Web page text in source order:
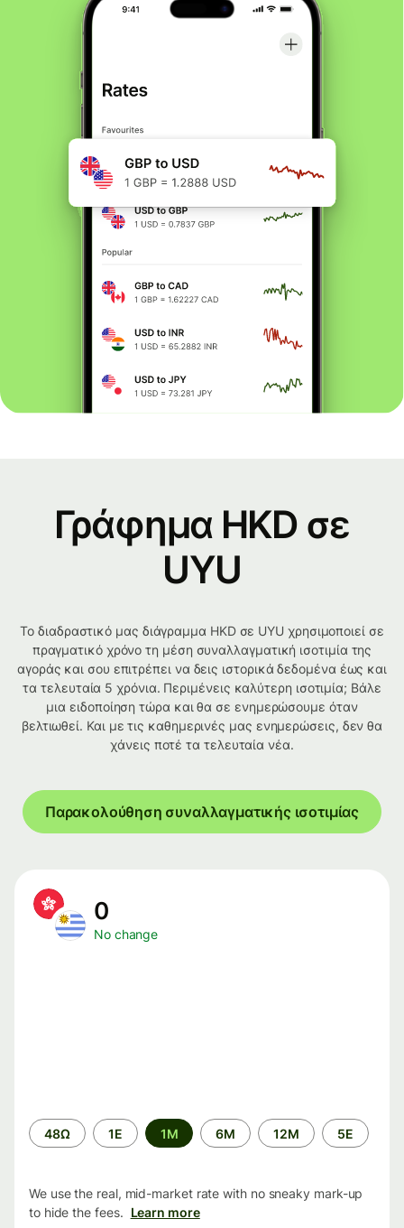
Γράφημα HKD σε
UYU
Το διαδραστικό μας διάγραμμα HKD σε UYU χρησιμοποιεί σε
πραγματικό χρόνο τη μέση συναλλαγματική ισοτιμία της
αγοράς και σου επιτρέπει να δεις ιστορικά δεδομένα έως και
τα τελευταία 5 χρόνια. Περιμένεις καλύτερη ισοτιμία; Βάλε
μια ειδοποίηση τώρα και θα σε ενημερώσουμε όταν
βελτιωθεί. Και με τις καθημερινές μας ενημερώσεις, δεν θα
χάνεις ποτέ τα τελευταία νέα.
Παρακολούθηση συναλλαγματικής ισοτιμίας
0
No change
Time
period
48Ω 1Ε 1M 6M 12M 5Ε
We use the real, mid-market rate with no sneaky mark-up
to hide the fees. Learn more